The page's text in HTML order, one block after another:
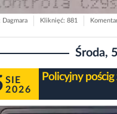
Dagmara Kliknięć: 881
Środa,
SIE
2026
Policyjny